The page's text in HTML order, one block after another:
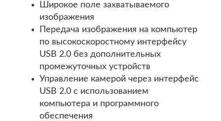
Широкое поле захватываемого
изображения
Передача изображения на компьютер
по высокоскоростному интерфейсу
USB 2.0 без дополнительных
промежуточных устройств
Управление камерой через интерфейс
USB 2.0 с использованием
компьютера и программного
обеспечения